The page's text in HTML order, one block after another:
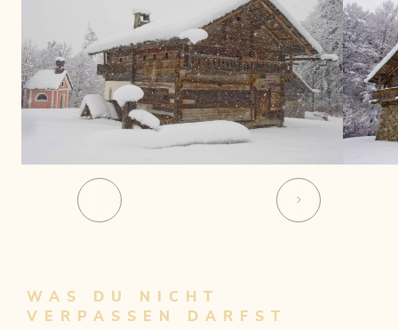
WAS DU NICHT
VERPASSEN DARFST